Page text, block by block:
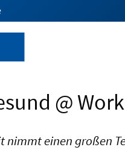
@ Work
nimmt einen großen